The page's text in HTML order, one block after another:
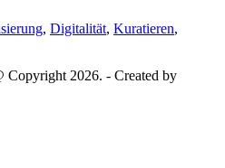
, Digitalität, Kuratieren,
Copyright 2026. - Created by